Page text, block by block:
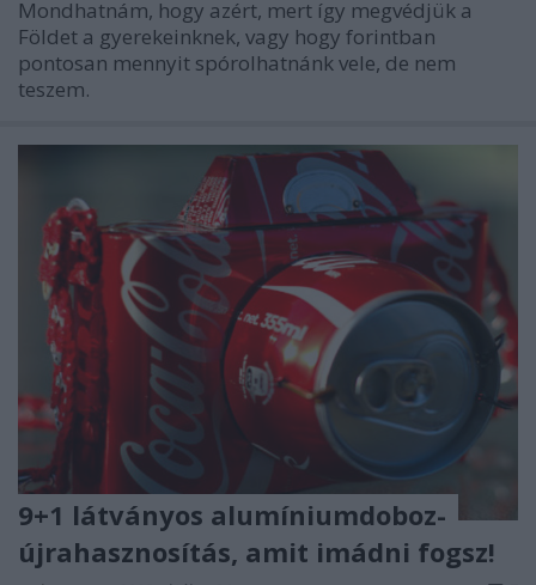
Mondhatnám, hogy azért, mert így megvédjük a
Földet a gyerekeinknek, vagy hogy forintban
pontosan mennyit spórolhatnánk vele, de nem
teszem.
9+1 látványos alumíniumdoboz-
újrahasznosítás, amit imádni fogsz!